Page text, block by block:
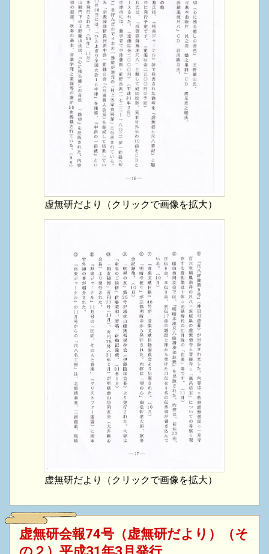
虚無研だより（クリックで画像を拡大）
虚無研だより（クリックで画像を拡大）
虚無研会報74号（虚無研だより）（そ